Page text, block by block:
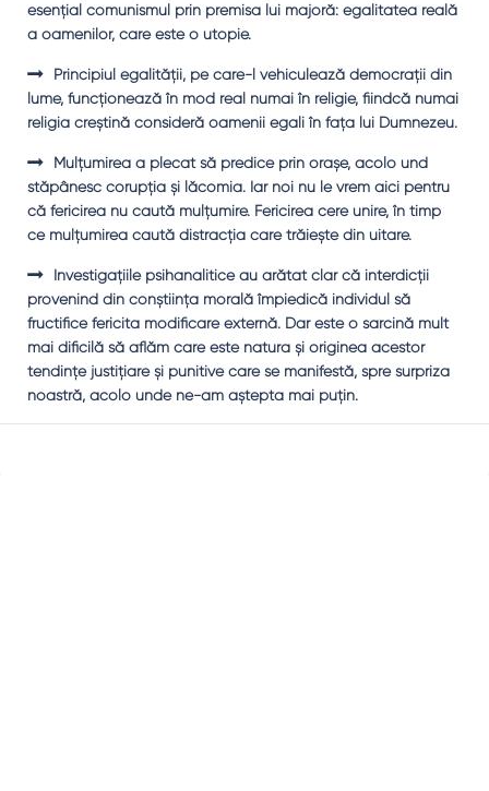
esenţial comunismul prin premisa lui majoră: egalitatea reală
a oamenilor, care este o utopie.
Principiul egalităţii, pe care-l vehiculează democraţii din
lume, funcţionează în mod real numai în religie, fiindcă numai
religia creştină consideră oamenii egali în faţa lui Dumnezeu.
Mulţumirea a plecat să predice prin oraşe, acolo und
stăpânesc corupţia şi lăcomia. Iar noi nu le vrem aici pentru
că fericirea nu caută mulţumire. Fericirea cere unire, în timp
ce mulţumirea caută distracţia care trăieşte din uitare.
Investigaţiile psihanalitice au arătat clar că interdicţii
provenind din conştiinţa morală împiedică individul să
fructifice fericita modificare externă. Dar este o sarcină mult
mai dificilă să aflăm care este natura şi originea acestor
tendinţe justiţiare şi punitive care se manifestă, spre surpriza
noastră, acolo unde ne-am aştepta mai puţin.